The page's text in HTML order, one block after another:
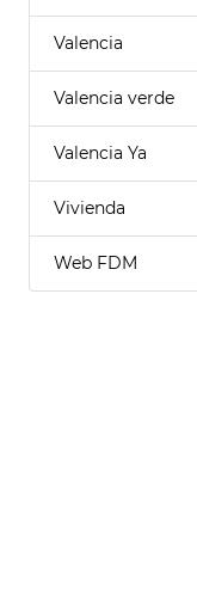
Valencia
Valencia verde
Valencia Ya
Vivienda
Web FDM